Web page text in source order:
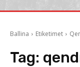
Ballina Etiketimet
Tag: